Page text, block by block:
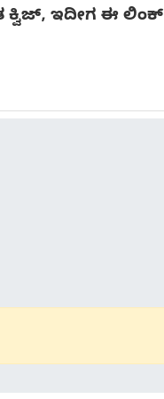
ಕ್ವಿಜ್, ಇದೀಗ ಈ ಲಿಂಕ್